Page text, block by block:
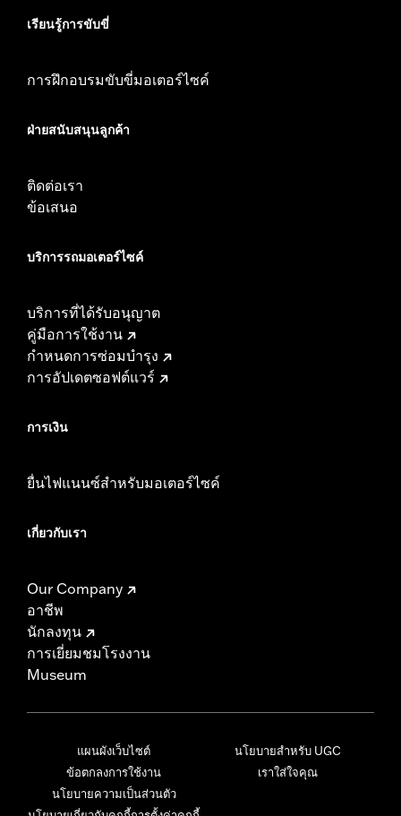
เรียนรู้การขับขี่
การฝึกอบรมขับขี่มอเตอร์ไซค์
ฝ่ายสนับสนุนลูกค้า
ติดต่อเรา
ข้อเสนอ
บริการรถมอเตอร์ไซค์​
บริการที่ได้รับอนุญาต
คู่มือการใช้งาน
กำหนดการซ่อมบำรุง
การอัปเดตซอฟต์แวร์
การเงิน
ยื่นไฟแนนซ์สำหรับมอเตอร์ไซค์
เกี่ยวกับเรา
Our Company
อาชีพ
นักลงทุน
การเยี่ยมชมโรงงาน
Museum
แผนผังเว็บไซต์
ข้อตกลงการใช้งาน
นโยบายความเป็นส่วนตัว
นโยบายสำหรับ UGC
เราใส่ใจคุณ